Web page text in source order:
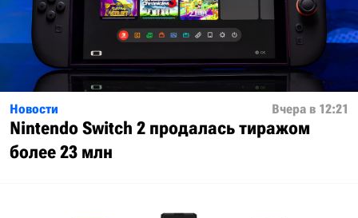
Новости Вчера в 12:21
Nintendo Switch 2 продалась тиражом
более 23 млн